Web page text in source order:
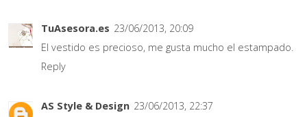
TuAsesora.es 23/06/2013, 20:09
El vestido es precioso, me gusta mucho el estampado.
Reply
AS Style & Design 23/06/2013, 22:37